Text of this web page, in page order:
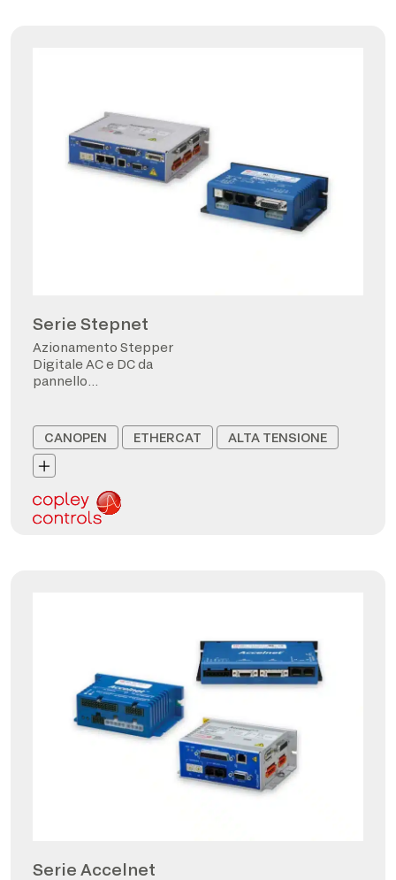
Serie Stepnet
Azionamento Stepper
Digitale AC e DC da
pannello
CANOPEN ETHERCAT ALTA TENSIONE
Serie Accelnet